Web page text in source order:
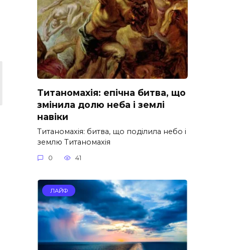
Титаномахія: епічна битва, що
змінила долю неба і землі
навіки
Титаномахія: битва, що поділила небо і
землю Титаномахія
0 41
ЛАЙФ